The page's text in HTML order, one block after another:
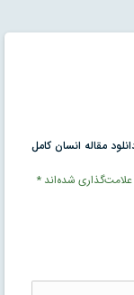
مقاله انسان کامل
شده‌اند*